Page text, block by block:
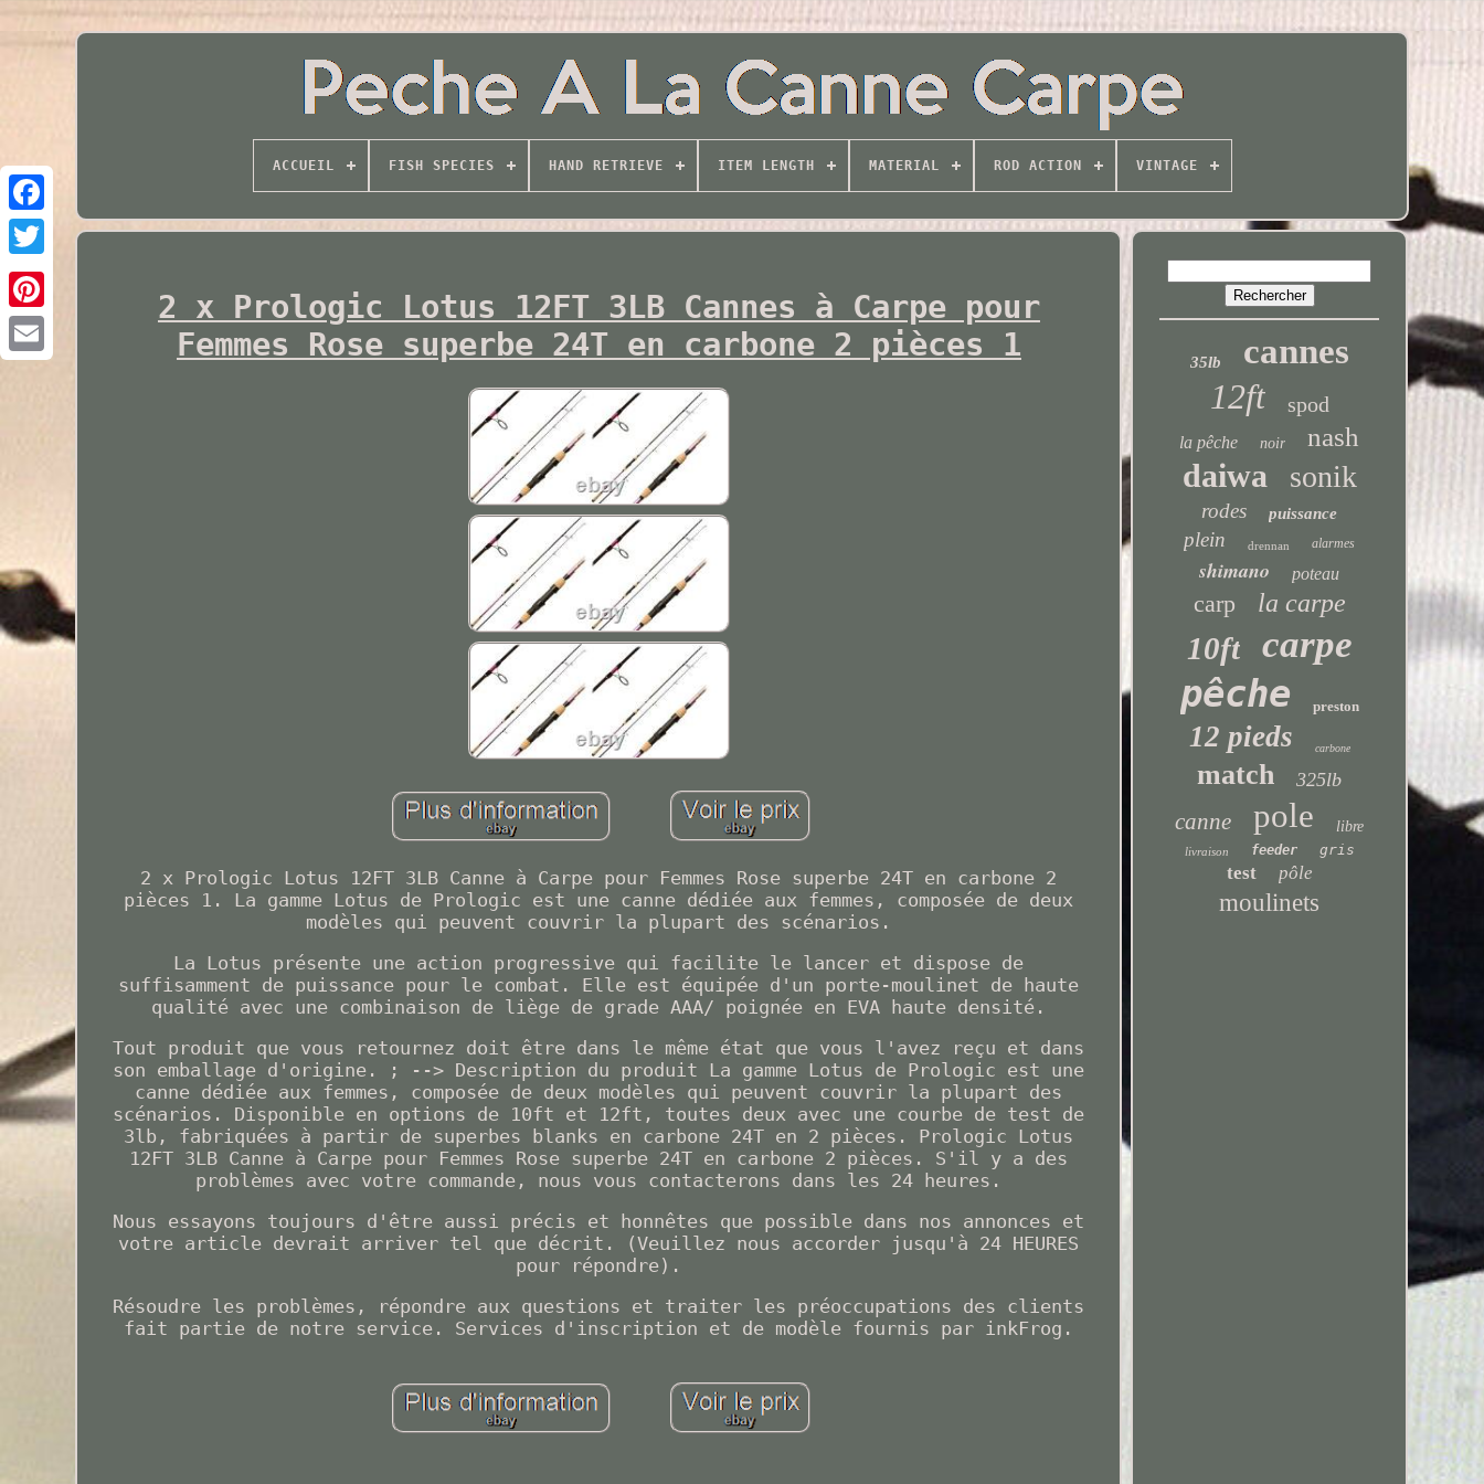
Twitter
ACCUEIL FISH SPECIES HAND RETRIEVE ITEM LENGTH MATERIAL ROD ACTION VINTAGE
2 x Prologic Lotus 12FT 3LB Cannes à Carpe pour
Femmes Rose superbe 24T en carbone 2 pièces 1
2 x Prologic Lotus 12FT 3LB Canne à Carpe pour Femmes Rose superbe 24T en carbone 2
pièces 1. La gamme Lotus de Prologic est une canne dédiée aux femmes, composée de deux
modèles qui peuvent couvrir la plupart des scénarios.
La Lotus présente une action progressive qui facilite le lancer et dispose de
suffisamment de puissance pour le combat. Elle est équipée d'un porte-moulinet de haute
qualité avec une combinaison de liège de grade AAA/ poignée en EVA haute densité.
Tout produit que vous retournez doit être dans le même état que vous l'avez reçu et dans
son emballage d'origine. ; --> Description du produit La gamme Lotus de Prologic est une
canne dédiée aux femmes, composée de deux modèles qui peuvent couvrir la plupart des
scénarios. Disponible en options de 10ft et 12ft, toutes deux avec une courbe de test de
3lb, fabriquées à partir de superbes blanks en carbone 24T en 2 pièces. Prologic Lotus
12FT 3LB Canne à Carpe pour Femmes Rose superbe 24T en carbone 2 pièces. S'il y a des
problèmes avec votre commande, nous vous contacterons dans les 24 heures.
Nous essayons toujours d'être aussi précis et honnêtes que possible dans nos annonces et
votre article devrait arriver tel que décrit. (Veuillez nous accorder jusqu'à 24 HEURES
pour répondre).
Résoudre les problèmes, répondre aux questions et traiter les préoccupations des clients
fait partie de notre service. Services d'inscription et de modèle fournis par inkFrog.
35lb
cannes
12ft
spod
la pêche noir nash
daiwa sonik
rodes puissance
plein drennan alarmes
shimano poteau
carp la carpe
10ft carpe
pêche preston
12 pieds carbone
match 325lb
canne pole libre
livraison feeder gris
test pôle
moulinets